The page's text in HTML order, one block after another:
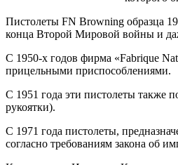
Пистолеты FN Browning образца
конца Второй Мировой войны и
С 1950-х годов фирма «Fabrique
прицельными приспособлениями.
С 1951 года эти пистолеты также
рукоятки).
С 1971 года пистолеты,
согласно требованиям закона об